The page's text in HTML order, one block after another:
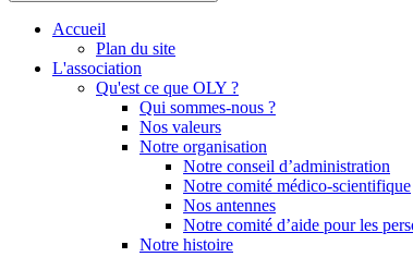
Accueil
Plan du site
L'association
Qu'est ce que OLY ?
Qui sommes-nous ?
Nos valeurs
Notre organisation
Notre conseil d’administration
Notre comité médico-scientifique
Nos antennes
Notre comité d’aide pour les
Notre histoire